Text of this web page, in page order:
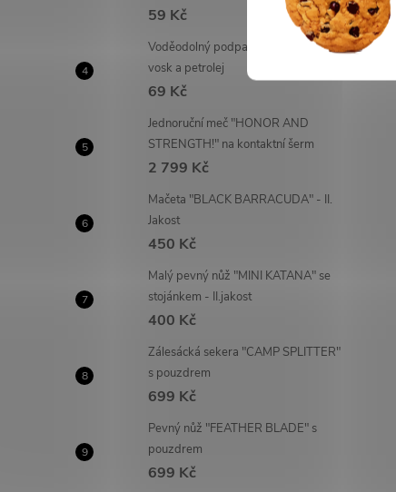
59 Kč
Voděodolný podpalovač "DOUTNÁK"
vosk a petrolej
69 Kč
Jednoruční meč "HONOR AND
STRENGTH!" na kontaktní šerm
2 799 Kč
Mačeta "BLACK BARRACUDA" - II.
Jakost
450 Kč
Malý pevný nůž "MINI KATANA" se
stojánkem - II.jakost
400 Kč
Zálesácká sekera "CAMP SPLITTER"
s pouzdrem
699 Kč
Pevný nůž "FEATHER BLADE" s
pouzdrem
699 Kč